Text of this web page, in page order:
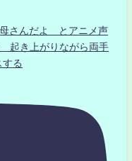
さんだよ とアニメ声
起き上がりながら両手
る